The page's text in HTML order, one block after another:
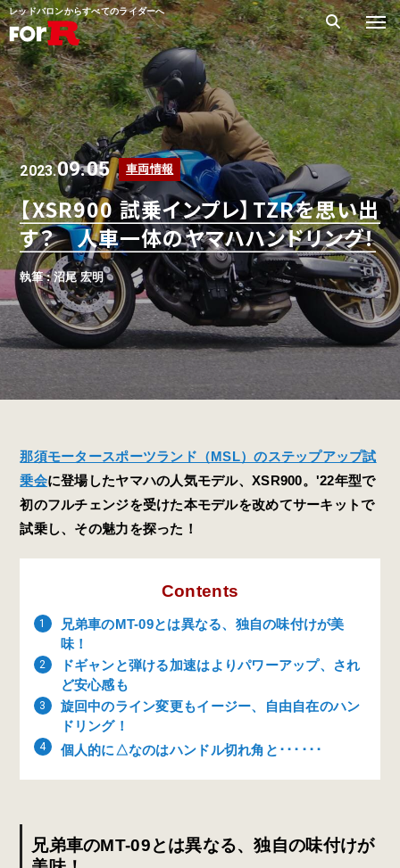
レッドバロンからすべてのライダーへ
2023.09.05 車両情報
【XSR900 試乗インプレ】TZRを思い出
す？ 人車一体のヤマハハンドリング！
執筆 : 沼尾 宏明
那須モータースポーツランド（MSL）のステップアップ試
乗会に登場したヤマハの人気モデル、XSR900。'22年型で
初のフルチェンジを受けた本モデルを改めてサーキットで
試乗し、その魅力を探った！
Contents
兄弟車のMT-09とは異なる、独自の味付けが美
味！
ドギャンと弾ける加速はよりパワーアップ、され
ど安心感も
旋回中のライン変更もイージー、自由自在のハン
ドリング！
個人的に△なのはハンドル切れ角と･･････
兄弟車のMT-09とは異なる、独自の味付けが